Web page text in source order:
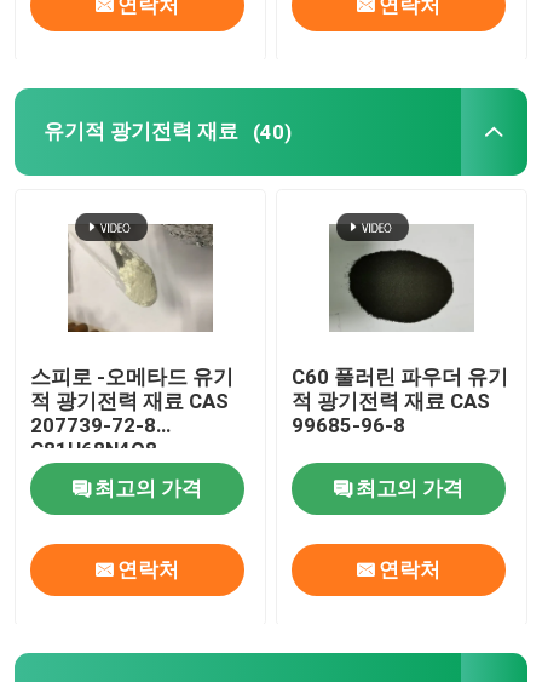
연락처 연락처
유기적 광기전력 재료 (40)
스피로 -오메타드 유기
적 광기전력 재료 CAS
207739-72-8
C81H68N4O8
최고의 가격
연락처
C60 풀러린 파우더 유기
적 광기전력 재료 CAS
99685-96-8
최고의 가격
연락처